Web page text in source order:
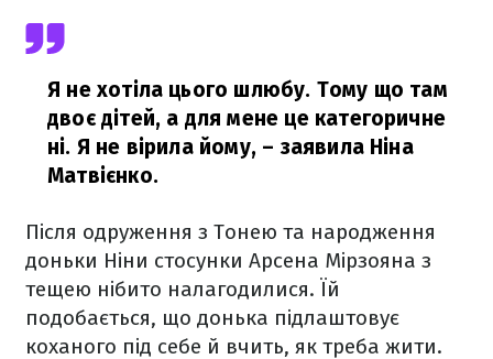
Я не хотіла цього шлюбу. Тому що там
двоє дітей, а для мене це категоричне
ні. Я не вірила йому, – заявила Ніна
Матвієнко.
Після одруження з Тонею та народження
доньки Ніни стосунки Арсена Мірзояна з
тещею нібито налагодилися. Їй
подобається, що донька підлаштовує
коханого під себе й вчить, як треба жити.